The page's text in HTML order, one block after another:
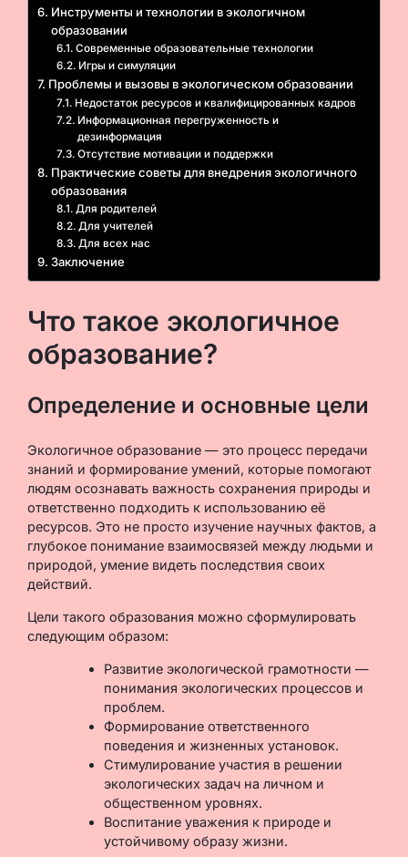
Инструменты и технологии в экологичном
образовании
Современные образовательные технологии
Игры и симуляции
Проблемы и вызовы в экологическом образовании
Недостаток ресурсов и квалифицированных кадров
Информационная перегруженность и
дезинформация
Отсутствие мотивации и поддержки
Практические советы для внедрения экологичного
образования
Для родителей
Для учителей
Для всех нас
Заключение
Что такое экологичное
образование?
Определение и основные цели
Экологичное образование — это процесс передачи
знаний и формирование умений, которые помогают
людям осознавать важность сохранения природы и
ответственно подходить к использованию её
ресурсов. Это не просто изучение научных фактов, а
глубокое понимание взаимосвязей между людьми и
природой, умение видеть последствия своих
действий.
Цели такого образования можно сформулировать
следующим образом:
Развитие экологической грамотности —
понимания экологических процессов и
проблем.
Формирование ответственного
поведения и жизненных установок.
Стимулирование участия в решении
экологических задач на личном и
общественном уровнях.
Воспитание уважения к природе и
устойчивому образу жизни.